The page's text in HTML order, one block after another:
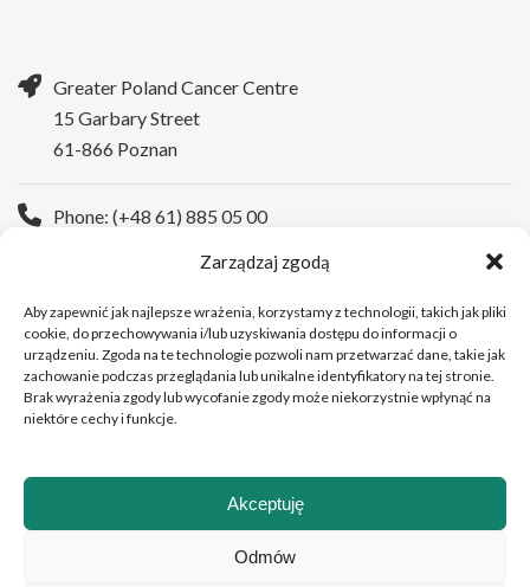
Zarządzaj zgodą
Aby zapewnić jak najlepsze wrażenia, korzystamy z technologii, takich jak pliki
cookie, do przechowywania i/lub uzyskiwania dostępu do informacji o
urządzeniu. Zgoda na te technologie pozwoli nam przetwarzać dane, takie jak
zachowanie podczas przeglądania lub unikalne identyfikatory na tej stronie.
Brak wyrażenia zgody lub wycofanie zgody może niekorzystnie wpłynąć na
niektóre cechy i funkcje.
Akceptuję
Odmów
Greater Poland Cancer Centre
15 Garbary Street
61-866 Poznan
Phone: (+48 61) 885 05 00
Copyright © 2026Greater Poland Cancer Centre